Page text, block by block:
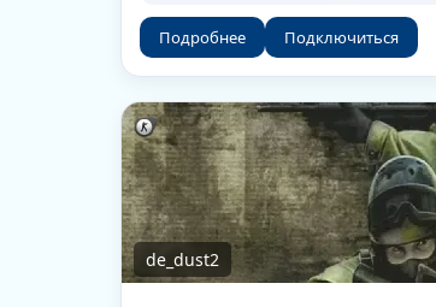
Подробнее Подключиться
de_dust2